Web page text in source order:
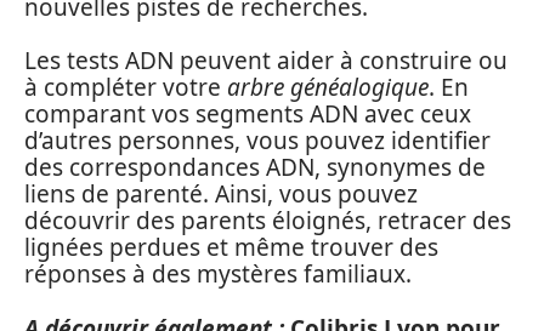
nouvelles pistes de recherches.
Les tests ADN peuvent aider à construire ou
à compléter votre arbre généalogique. En
comparant vos segments ADN avec ceux
d’autres personnes, vous pouvez identifier
des correspondances ADN, synonymes de
liens de parenté. Ainsi, vous pouvez
découvrir des parents éloignés, retracer des
lignées perdues et même trouver des
réponses à des mystères familiaux.